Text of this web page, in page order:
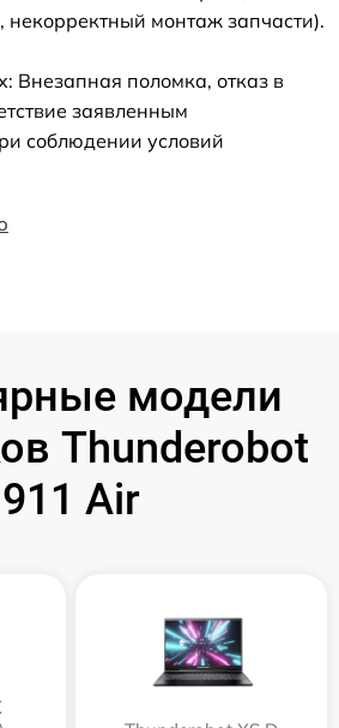
монтаж запчасти).
Внезапная поломка, отказ в
заявленным
соблюдении условий
модели
Thunderobot
911 Air